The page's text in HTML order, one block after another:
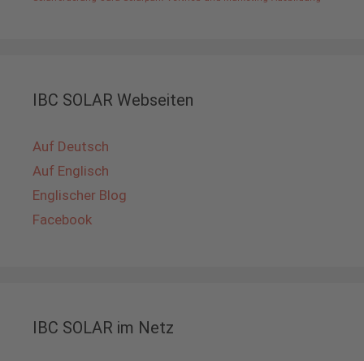
IBC SOLAR Webseiten
Auf Deutsch
Auf Englisch
Englischer Blog
Facebook
IBC SOLAR im Netz